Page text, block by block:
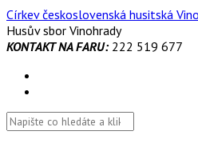
Skip
to
content
Církev československá husitská
Husův sbor Vinohrady
KONTAKT NA FARU:222 519 677